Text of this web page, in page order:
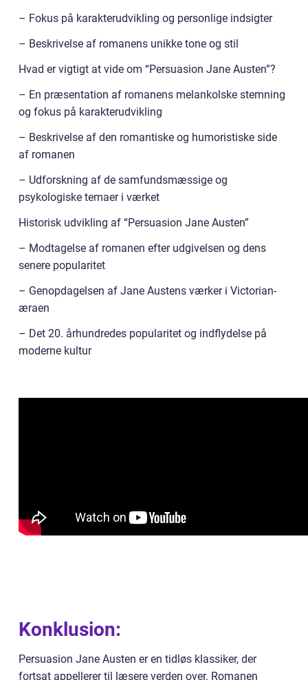
– Fokus på karakterudvikling og personlige indsigter
– Beskrivelse af romanens unikke tone og stil
Hvad er vigtigt at vide om “Persuasion Jane Austen”?
– En præsentation af romanens melankolske stemning
og fokus på karakterudvikling
– Beskrivelse af den romantiske og humoristiske side
af romanen
– Udforskning af de samfundsmæssige og
psykologiske temaer i værket
Historisk udvikling af “Persuasion Jane Austen”
– Modtagelse af romanen efter udgivelsen og dens
senere popularitet
– Genopdagelsen af Jane Austens værker i Victorian-
æraen
– Det 20. århundredes popularitet og indflydelse på
moderne kultur
Konklusion:
Persuasion Jane Austen er en tidløs klassiker, der
fortsat appellerer til læsere verden over. Romanen